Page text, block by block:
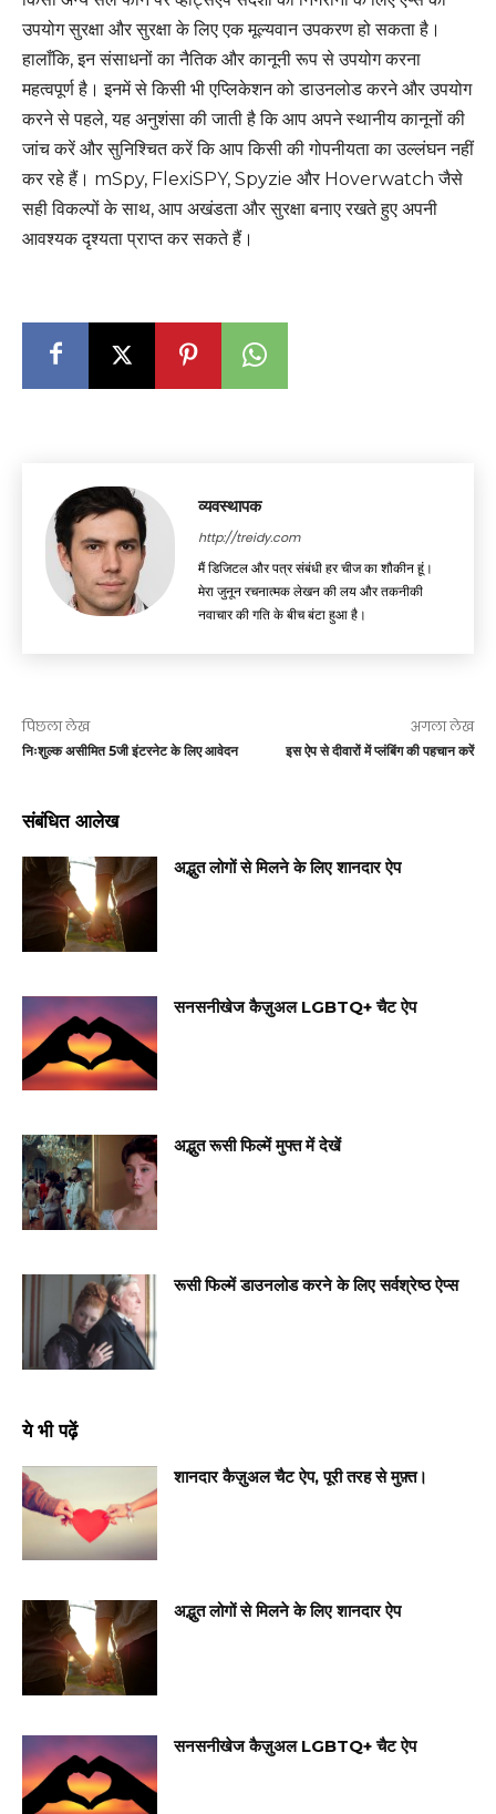
उपयोग सुरक्षा और सुरक्षा के लिए एक मूल्यवान उपकरण हो सकता है।
हालाँकि, इन संसाधनों का नैतिक और कानूनी रूप से उपयोग करना
महत्वपूर्ण है। इनमें से किसी भी एप्लिकेशन को डाउनलोड करने और उपयोग
करने से पहले, यह अनुशंसा की जाती है कि आप अपने स्थानीय कानूनों की
जांच करें और सुनिश्चित करें कि आप किसी की गोपनीयता का उल्लंघन नहीं
कर रहे हैं। mSpy, FlexiSPY, Spyzie और Hoverwatch जैसे
सही विकल्पों के साथ, आप अखंडता और सुरक्षा बनाए रखते हुए अपनी
आवश्यक दृश्यता प्राप्त कर सकते हैं।
व्यवस्थापक
http://treidy.com
मैं डिजिटल और पत्र संबंधी हर चीज का शौकीन हूं।
मेरा जुनून रचनात्मक लेखन की लय और तकनीकी
नवाचार की गति के बीच बंटा हुआ है।
पिछला लेख
निःशुल्क असीमित 5जी इंटरनेट के लिए आवेदन
अगला लेख
इस ऐप से दीवारों में प्लंबिंग की पहचान करें
संबंधित आलेख
अद्भुत लोगों से मिलने के लिए शानदार ऐप
सनसनीखेज कैज़ुअल LGBTQ+ चैट ऐप
अद्भुत रूसी फिल्में मुफ्त में देखें
रूसी फिल्में डाउनलोड करने के लिए सर्वश्रेष्ठ ऐप्स
ये भी पढ़ें
शानदार कैज़ुअल चैट ऐप, पूरी तरह से मुफ़्त।
अद्भुत लोगों से मिलने के लिए शानदार ऐप
सनसनीखेज कैज़ुअल LGBTQ+ चैट ऐप